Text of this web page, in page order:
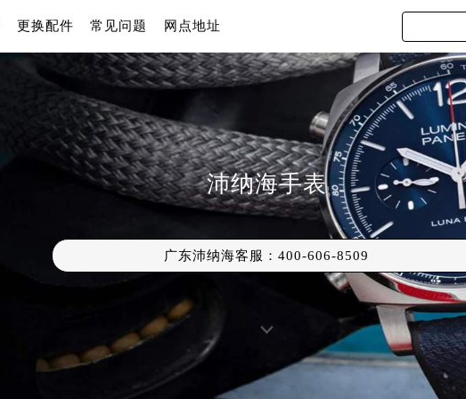
更换配件 常见问题 网点地址
沛纳海手表
广东沛纳海客服： 400-606-8509